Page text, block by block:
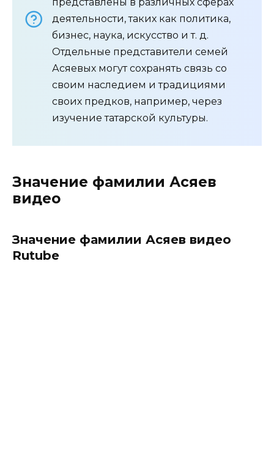
деятельности, таких как политика,
бизнес, наука, искусство и т. д.
Отдельные представители семей
Асяевых могут сохранять связь со
своим наследием и традициями
своих предков, например, через
изучение татарской культуры.
Значение фамилии Асяев
видео
Значение фамилии Асяев видео
Rutube